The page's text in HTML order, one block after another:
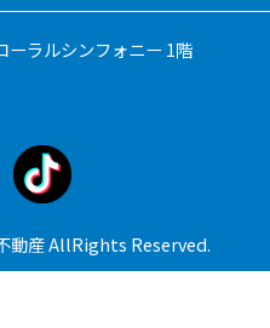
ーラルシンフォニー 1階
動産 AllRights Reserved.